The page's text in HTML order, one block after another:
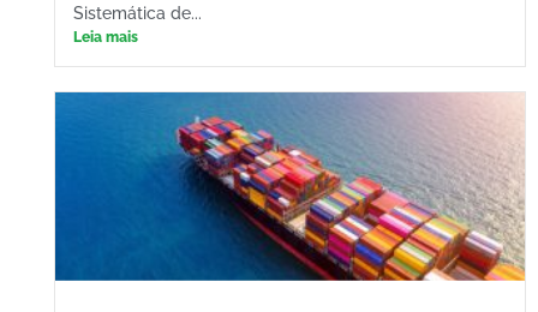
Sistemática de...
Leia mais